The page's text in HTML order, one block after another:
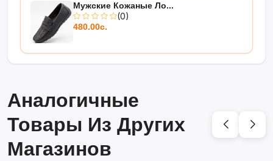
Мужские Кожаные Ло...
(0)
480.00с.
Аналогичные
Товары Из Других
Магазинов